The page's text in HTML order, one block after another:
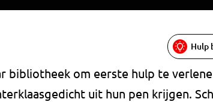
Hulp
bibliotheek om eerste hulp te
uit hun pen krijgen.